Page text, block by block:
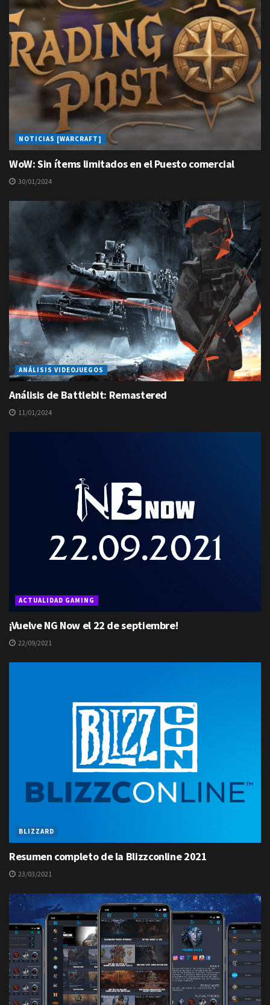
NOTICIAS [WARCRAFT]
WoW: Sin ítems limitados en el Puesto comercial
30/01/2024
ANÁLISIS VIDEOJUEGOS
Análisis de Battlebit: Remastered
11/01/2024
ACTUALIDAD GAMING
¡Vuelve NG Now el 22 de septiembre!
22/09/2021
BLIZZARD
Resumen completo de la Blizzconline 2021
23/03/2021